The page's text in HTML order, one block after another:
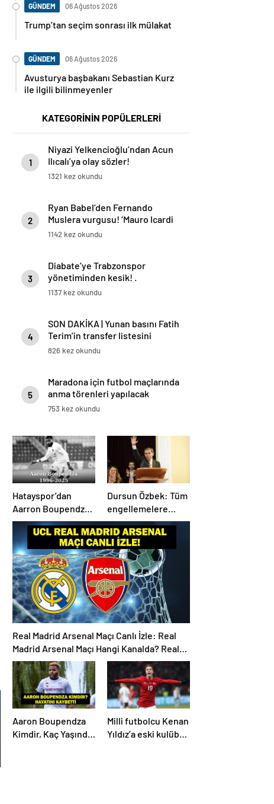
GÜNDEM 06 Ağustos 2026
Trump’tan seçim sonrası ilk mülakat
GÜNDEM 06 Ağustos 2026
Avusturya başbakanı Sebastian Kurz
ile ilgili bilinmeyenler
KATEGORİNİN POPÜLERLERİ
1
Niyazi Yelkencioğlu’ndan Acun
Ilıcalı’ya olay sözler!
1321 kez okundu
2
Ryan Babel’den Fernando
Muslera vurgusu! ‘Mauro Icardi
her zaman gol atmak ister’
1142 kez okundu
3
Diabate’ye Trabzonspor
yönetiminden kesik! .
1137 kez okundu
4
SON DAKİKA | Yunan basını Fatih
Terim’in transfer listesini
duyurdu! Galatasaray detayı
826 kez okundu
5
Maradona için futbol maçlarında
anma törenleri yapılacak
753 kez okundu
Hatayspor’dan
Aarron Boupendza
paylaşımı
Dursun Özbek: Tüm
engellemelere
rağmen hedefimize
ilerliyoruz
Real Madrid Arsenal Maçı Canlı İzle: Real
Madrid Arsenal Maçı Hangi Kanalda? Real
Madrid Arsenal Maçı Ne Zaman, Saat Kaçta?
İşte Maç Kadrosu
Aaron Boupendza
Kimdir, Kaç Yaşında,
Milli futbolcu Kenan
Yıldız’a eski kulübü